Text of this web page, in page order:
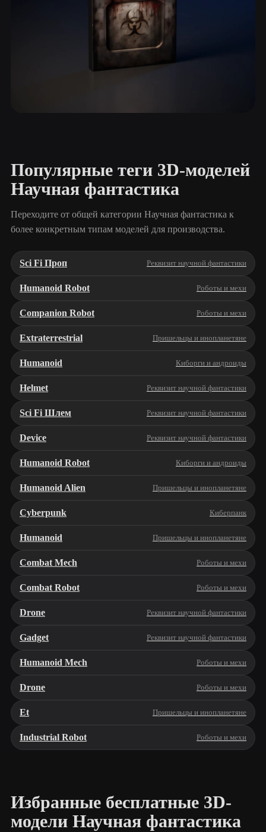
Популярные теги 3D-моделей
Научная фантастика
Переходите от общей категории Научная фантастика к
более конкретным типам моделей для производства.
Sci Fi Проп Реквизит научной фантастики
Humanoid Robot Роботы и мехи
Companion Robot Роботы и мехи
Extraterrestrial Пришельцы и инопланетяне
Humanoid Киборги и андроиды
Helmet Реквизит научной фантастики
Sci Fi Шлем Реквизит научной фантастики
Device Реквизит научной фантастики
Humanoid Robot Киборги и андроиды
Humanoid Alien Пришельцы и инопланетяне
Cyberpunk Киберпанк
Humanoid Пришельцы и инопланетяне
Combat Mech Роботы и мехи
Combat Robot Роботы и мехи
Drone Реквизит научной фантастики
Gadget Реквизит научной фантастики
Humanoid Mech Роботы и мехи
Drone Роботы и мехи
Et Пришельцы и инопланетяне
Industrial Robot Роботы и мехи
Избранные бесплатные 3D-
модели Научная фантастика